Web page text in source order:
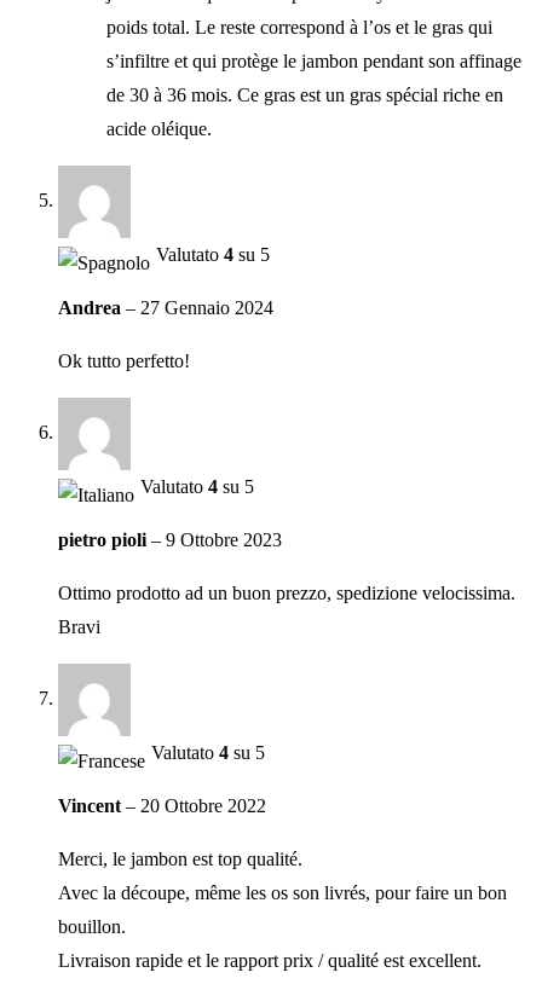
poids total. Le reste correspond à l’os et le gras qui
s’infiltre et qui protège le jambon pendant son affinage
de 30 à 36 mois. Ce gras est un gras spécial riche en
acide oléique.
Valutato 4 su 5
Andrea – 27 Gennaio 2024
Ok tutto perfetto!
Valutato 4 su 5
pietro pioli – 9 Ottobre 2023
Ottimo prodotto ad un buon prezzo, spedizione velocissima.
Bravi
Valutato 4 su 5
Vincent – 20 Ottobre 2022
Merci, le jambon est top qualité.
Avec la découpe, même les os son livrés, pour faire un bon
bouillon.
Livraison rapide et le rapport prix / qualité est excellent.